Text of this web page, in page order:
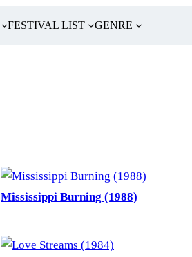
FESTIVAL LIST GENRE
Mississippi Burning (1988)